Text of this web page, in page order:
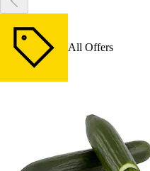
All Offers